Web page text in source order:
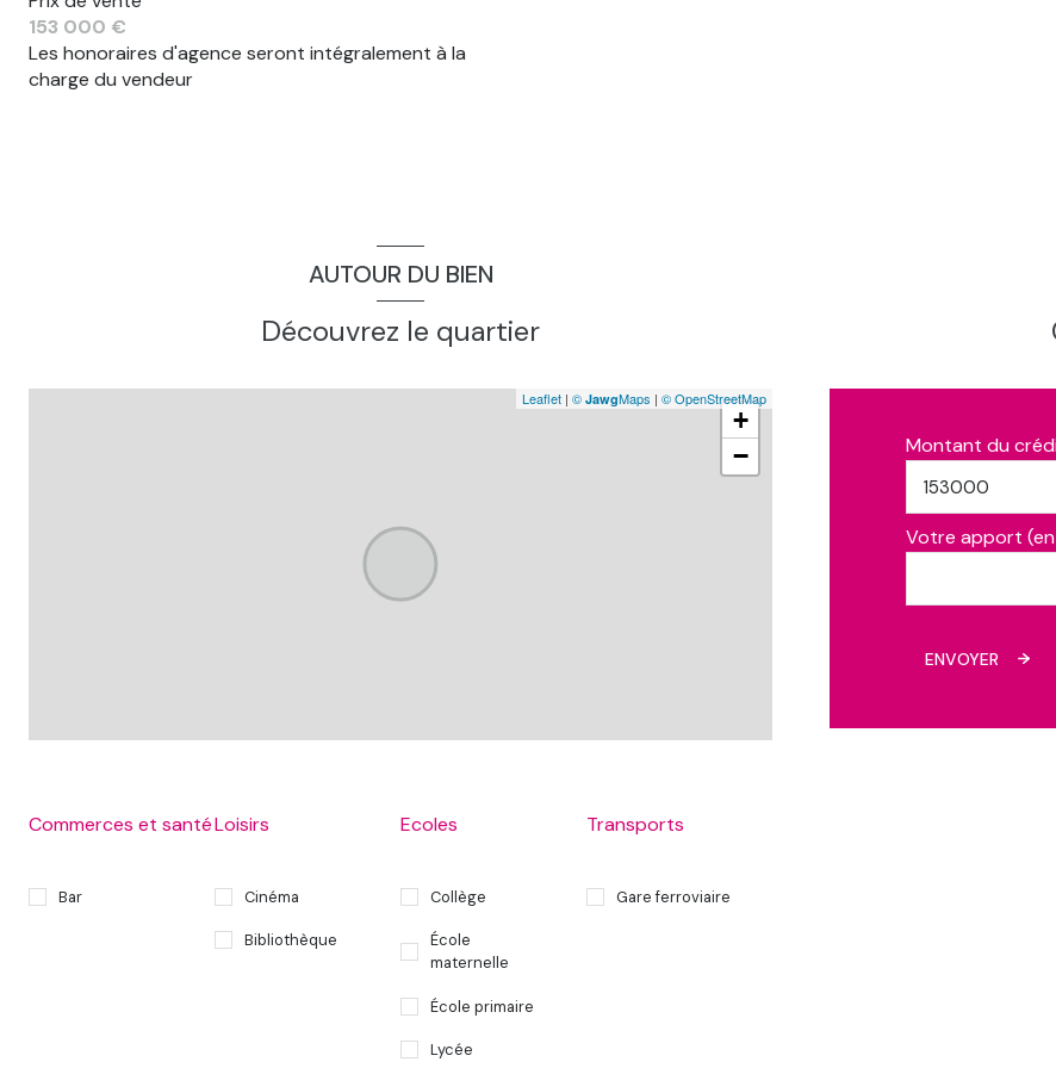
153 000 €
Les honoraires d'agence seront intégralement à la
charge du vendeur
AUTOUR DU BIEN
Découvrez le quartier
+
−
Leaflet | © JawgMaps | © OpenStreetMap
Commerces et santé
Bar
Loisirs
Cinéma
Bibliothèque
Ecoles
Collège
École
maternelle
École primaire
Lycée
Transports
Gare ferroviaire
Montant du
Votre apport
ENVOYER